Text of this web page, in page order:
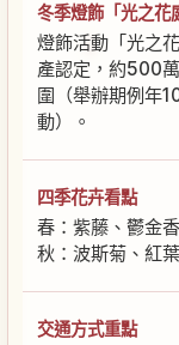
冬季燈飾「光之花
燈飾活動「光之
產認定，約500
圍（舉辦期例年
動）。
四季花卉看點
春：紫藤、鬱金
秋：波斯菊、紅
交通方式重點